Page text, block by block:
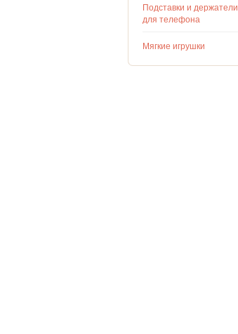
Подставки и держатели
для телефона
Мягкие игрушки